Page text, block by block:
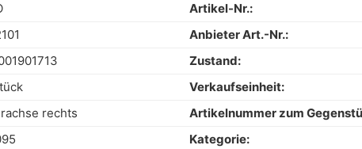
Artikel-Nr.:
Anbieter Art.-Nr.:
Zustand:
Verkaufseinheit:
rechts Artikelnummer zum
Kategorie: